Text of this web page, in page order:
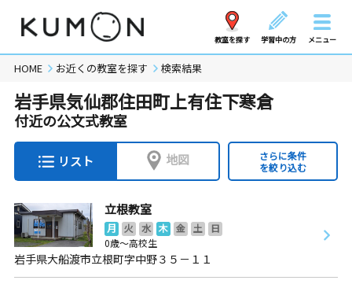
教室を探す 学習中の方 メニュー
HOME お近くの教室を探す 検索結果
岩手県気仙郡住田町上有住下寒倉
付近の公文式教室
リスト 地図
さらに条件
を絞り込む
立根教室
月 火 水 木 金 土
日
0歳～高校生
岩手県大船渡市立根町字中野３５－１１